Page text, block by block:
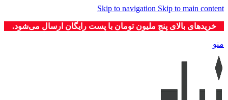
Skip to navigationSkip to main
بالای پنج ملیون تومان با پست رایگان ارسال می‌شود.